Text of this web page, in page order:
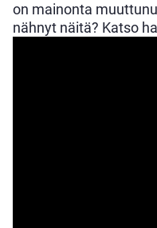
on mainonta
nähnyt näitä? Katso